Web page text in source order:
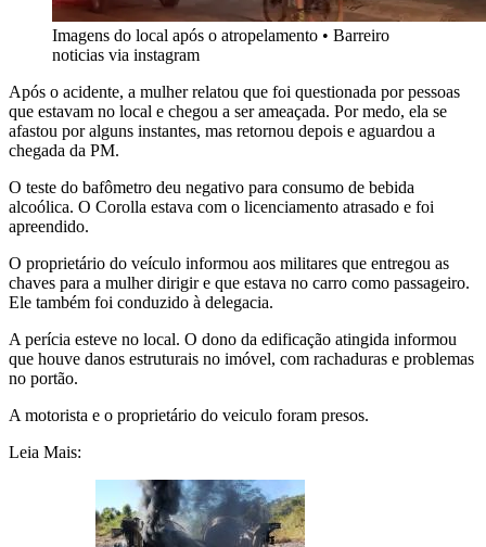
Imagens do local após o atropelamento • Barreiro
noticias via instagram
Após o acidente, a mulher relatou que foi questionada por pessoas
que estavam no local e chegou a ser ameaçada. Por medo, ela se
afastou por alguns instantes, mas retornou depois e aguardou a
chegada da PM.
O teste do bafômetro deu negativo para consumo de bebida
alcoólica. O Corolla estava com o licenciamento atrasado e foi
apreendido.
O proprietário do veículo informou aos militares que entregou as
chaves para a mulher dirigir e que estava no carro como passageiro.
Ele também foi conduzido à delegacia.
A perícia esteve no local. O dono da edificação atingida informou
que houve danos estruturais no imóvel, com rachaduras e problemas
no portão.
A motorista e o proprietário do veiculo foram presos.
Leia Mais: